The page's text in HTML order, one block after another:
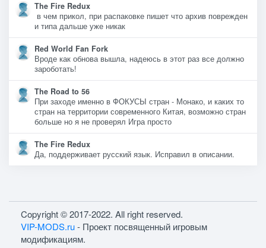
The Fire Redux
в чем прикол, при распаковке пишет что архив поврежден
и типа дальше уже никак
Red World Fan Fork
Вроде как обнова вышла, надеюсь в этот раз все должно
зароботать!
The Road to 56
При заходе именно в ФОКУСЫ стран - Монако, и каких то
стран на территории современного Китая, возможно стран
больше но я не проверял Игра просто
The Fire Redux
Да, поддерживает русский язык. Исправил в описании.
Copyright © 2017-2022. All right reserved.
VIP-MODS.ru- Проект посвященный игровым
модификациям.